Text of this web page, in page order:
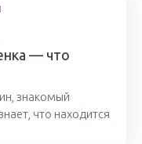
— что
знакомый
что находится